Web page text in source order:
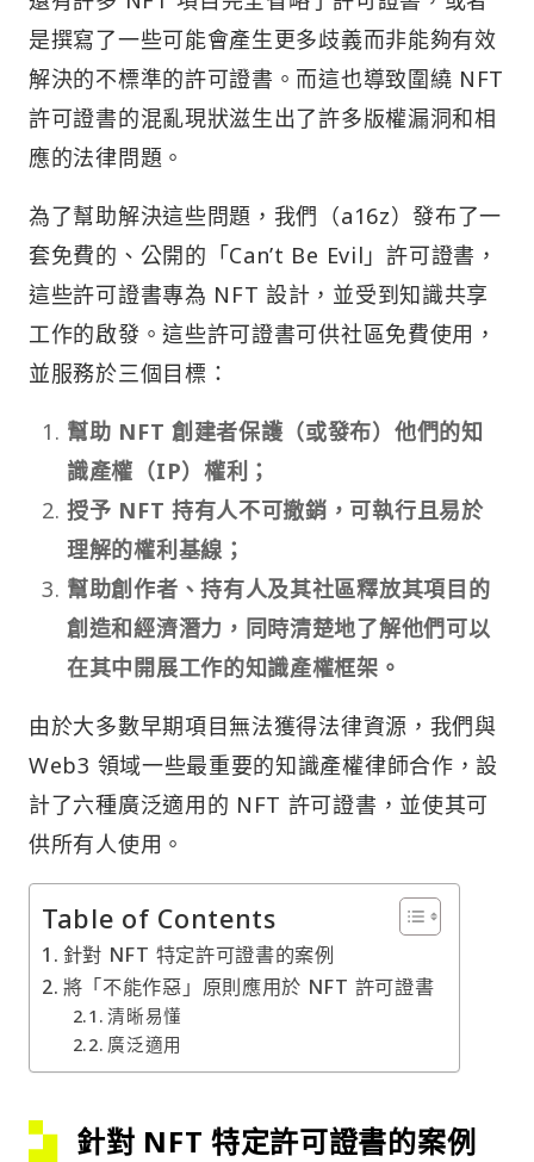
是撰寫了一些可能會產生更多歧義而非能夠有效
解決的不標準的許可證書。而這也導致圍繞 NFT
許可證書的混亂現狀滋生出了許多版權漏洞和相
應的法律問題。
為了幫助解決這些問題，我們（a16z）發布了一
套免費的、公開的「Can’t Be Evil」許可證書，
這些許可證書專為 NFT 設計，並受到知識共享
工作的啟發。這些許可證書可供社區免費使用，
並服務於三個目標：
幫助 NFT 創建者保護（或發布）他們的知
識產權（IP）權利；
授予 NFT 持有人不可撤銷，可執行且易於
理解的權利基線；
幫助創作者、持有人及其社區釋放其項目的
創造和經濟潛力，同時清楚地了解他們可以
在其中開展工作的知識產權框架。
由於大多數早期項目無法獲得法律資源，我們與
Web3 領域一些最重要的知識產權律師合作，設
計了六種廣泛適用的 NFT 許可證書，並使其可
供所有人使用。
Table of Contents
針對 NFT 特定許可證書的案例
將「不能作惡」原則應用於 NFT 許可證書
清晰易懂
廣泛適用
針對 NFT 特定許可證書的案例